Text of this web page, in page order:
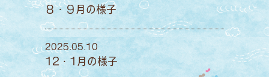
８・９月の様子
2025.05.10
12・1月の様子